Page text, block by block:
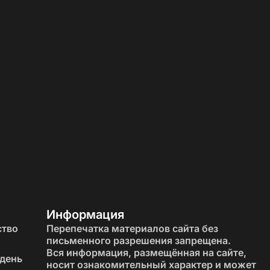
и традиционный вид.
Информация
Перепечатка материалов сайта без
письменного разрешения запрещена.
Вся информация, размещённая на сайте,
носит ознакомительный характер и может